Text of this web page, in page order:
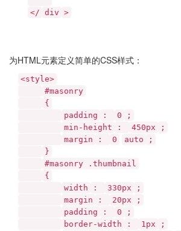
</ div >
为HTML元素定义简单的CSS样式：
<style>
#masonry
{
padding
: 0
;
min-height
: 450px
;
margin
: 0 auto
;
}
#masonry .thumbnail
{
width
: 330px
;
margin
: 20px
;
padding
: 0
;
border-width
: 1px
;